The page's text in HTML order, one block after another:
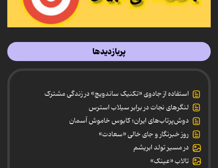
پربازدیدها
استفاده از جادوی «تکنیک ساندویچ» در زندگی مشترک
لنگرهای نجات در برابر سیلاب استرس
دوش‌پرتاب‌های ایران؛ کابوس خاموش آسمان
روز خبرنگار و جای خالی «سعادت»
در مسیر تولد ابریشم
تالاب «عینک»